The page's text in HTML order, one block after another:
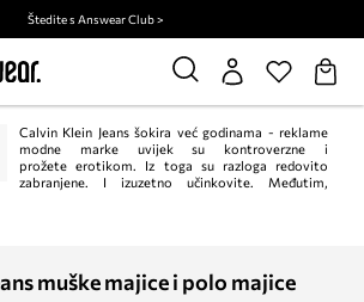
Štedite s Answear Club >
Calvin Klein Jeans šokira već godinama - reklame
modne marke uvijek su kontroverzne i
prožete erotikom. Iz toga su razloga redovito
zabranjene. I izuzetno učinkovite. Međutim,
muške majice i polo majice